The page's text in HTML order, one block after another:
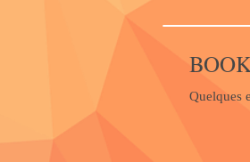
Quelques